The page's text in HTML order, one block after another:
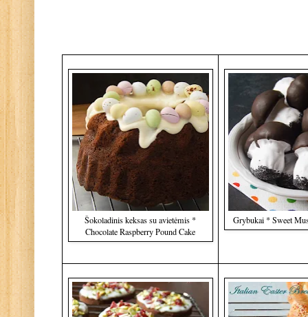
Šokoladinis keksas su avietėmis *
Chocolate Raspberry Pound Cake
Grybukai * Sweet